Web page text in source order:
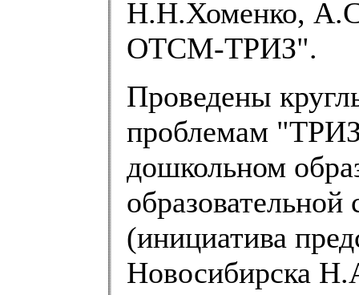
Н.Н.Хоменко,
ОТСМ-ТРИЗ".
Проведены
проблемам
дошкольном
(инициатива
Новосибирска